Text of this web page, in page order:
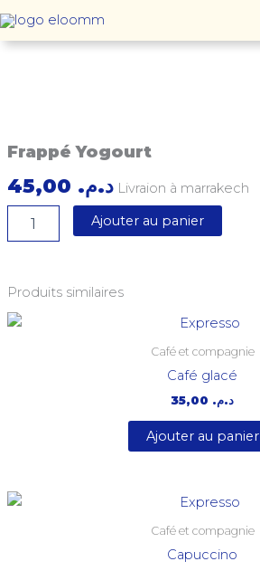
Aller
au
Frappé Yogourt
د.م. Livraion à marrakech
Yogourt
Ajouter au panier
Produits similaires
Café et compagnie
Café glacé
د.م.
Ajouter au panier
Café et compagnie
Capuccino